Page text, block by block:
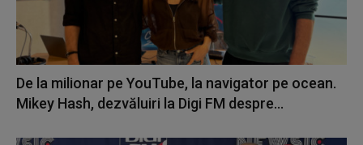
De la milionar pe YouTube, la navigator pe ocean.
Mikey Hash, dezvăluiri la Digi FM despre...